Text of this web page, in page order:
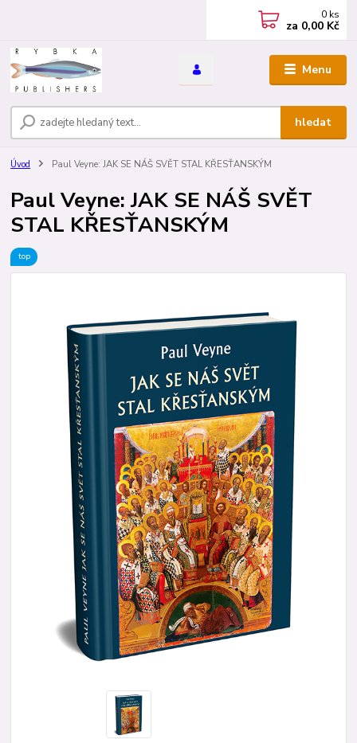
Menu
hledat
0 ks
za 0,00 Kč
Úvod Paul Veyne: JAK SE NÁŠ SVĚT STAL KŘESŤANSKÝM
Paul Veyne: JAK SE NÁŠ SVĚT
STAL KŘESŤANSKÝM
top